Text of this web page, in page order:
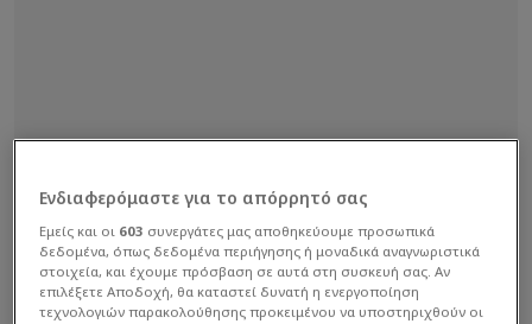
Ενδιαφερόμαστε για το απόρρητό σας
Εμείς και οι 603 συνεργάτες μας αποθηκεύουμε προσωπικά
δεδομένα, όπως δεδομένα περιήγησης ή μοναδικά αναγνωριστικά
στοιχεία, και έχουμε πρόσβαση σε αυτά στη συσκευή σας. Αν
επιλέξετε Αποδοχή, θα καταστεί δυνατή η ενεργοποίηση
τεχνολογιών παρακολούθησης προκειμένου να υποστηριχθούν οι